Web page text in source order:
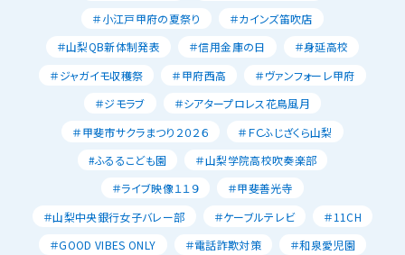
＃小江戸甲府の夏祭り
＃カインズ笛吹店
＃山梨QB新体制発表
＃信用金庫の日
＃身延高校
＃ジャガイモ収穫祭
＃甲府西高
＃ヴァンフォーレ甲府
＃ジモラブ
＃シアタープロレス花鳥風月
＃甲斐市サクラまつり２０２６
＃ＦＣふじざくら山梨
#ふるるこども園
＃山梨学院高校吹奏楽部
＃ライブ映像１１９
＃甲斐善光寺
＃山梨中央銀行女子バレー部
＃ケーブルテレビ
＃11CH
＃GOOD VIBES ONLY
＃電話詐欺対策
＃和泉愛児園